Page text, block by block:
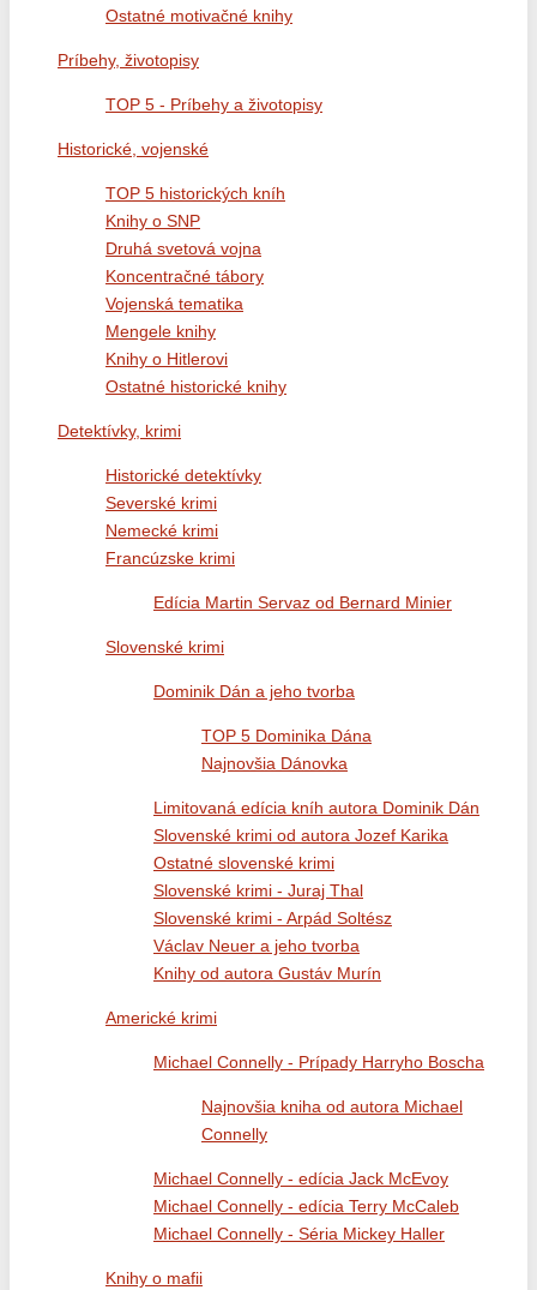
Ostatné motivačné knihy
Príbehy, životopisy
TOP 5 - Príbehy a životopisy
Historické, vojenské
TOP 5 historických kníh
Knihy o SNP
Druhá svetová vojna
Koncentračné tábory
Vojenská tematika
Mengele knihy
Knihy o Hitlerovi
Ostatné historické knihy
Detektívky, krimi
Historické detektívky
Severské krimi
Nemecké krimi
Francúzske krimi
Edícia Martin Servaz od Bernard Minier
Slovenské krimi
Dominik Dán a jeho tvorba
TOP 5 Dominika Dána
Najnovšia Dánovka
Limitovaná edícia kníh autora Dominik Dán
Slovenské krimi od autora Jozef Karika
Ostatné slovenské krimi
Slovenské krimi - Juraj Thal
Slovenské krimi - Arpád Soltész
Václav Neuer a jeho tvorba
Knihy od autora Gustáv Murín
Americké krimi
Michael Connelly - Prípady Harryho Boscha
Najnovšia kniha od autora Michael
Connelly
Michael Connelly - edícia Jack McEvoy
Michael Connelly - edícia Terry McCaleb
Michael Connelly - Séria Mickey Haller
Knihy o mafii